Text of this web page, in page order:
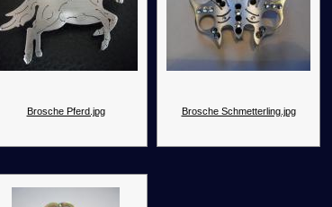
Brosche Pferd.jpg Brosche Schmetterling.jpg